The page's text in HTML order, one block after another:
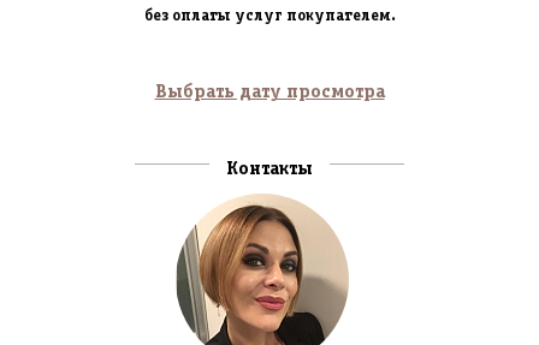
без оплаты услуг покупателем.
Выбрать дату просмотра
Контакты